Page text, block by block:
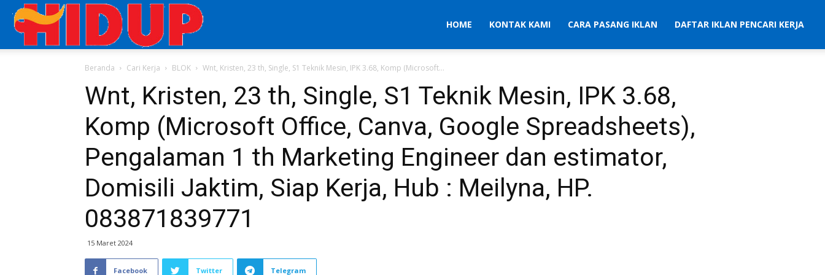
Cari
Kerja
Majalah
HIDUP
HOME KONTAK KAMI CARA PASANG IKLAN DAFTAR IKLAN PENCARI KERJA
Beranda Cari Kerja BLOK Wnt, Kristen, 23 th, Single, S1 Teknik Mesin, IPK 3.68, Komp (Microsoft...
Wnt, Kristen, 23 th, Single, S1 Teknik Mesin, IPK 3.68,
Komp (Microsoft Office, Canva, Google Spreadsheets),
Pengalaman 1 th Marketing Engineer dan estimator,
Domisili Jaktim, Siap Kerja, Hub : Meilyna, HP.
083871839771
15 Maret 2024
Facebook Twitter Telegram